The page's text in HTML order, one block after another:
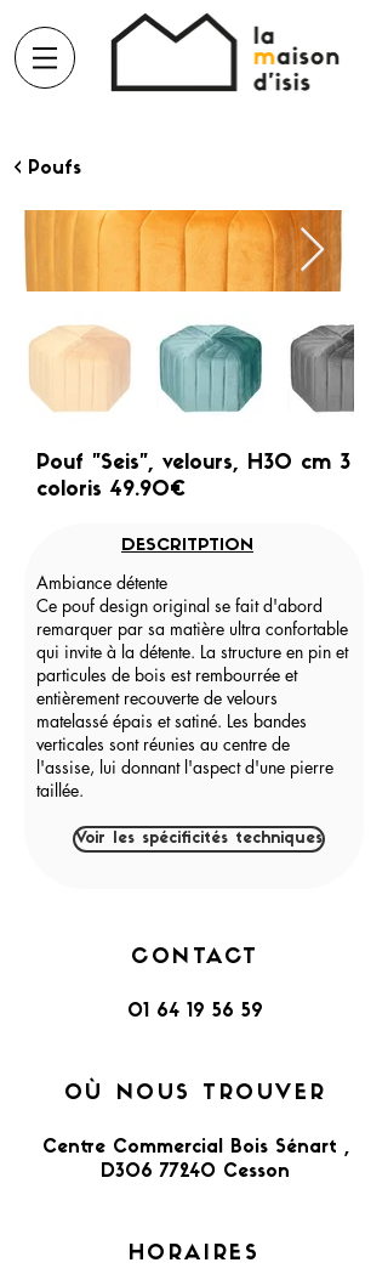
< Poufs
Pouf "Seis", velours, H30 cm 3
coloris 49.90€
DESCRITPTION
Ambiance détente
Ce pouf design original se fait d'abord
remarquer par sa matière ultra confortable
qui invite à la détente. La structure en pin et
particules de bois est rembourrée et
entièrement recouverte de velours
matelassé épais et satiné. Les bandes
verticales sont réunies au centre de
l'assise, lui donnant l'aspect d'une pierre
taillée.
Voir les spécificités techniques
CONTACT
01 64 19 56 59
OÙ NOUS TROUVER
Centre Commercial Bois Sénart ,
D306 77240 Cesson​
HORAIRES